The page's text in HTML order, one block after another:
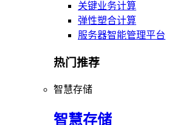
关键业务计算
弹性塑合计算
服务器智能管理平台
热门推荐
智慧存储
智慧存储